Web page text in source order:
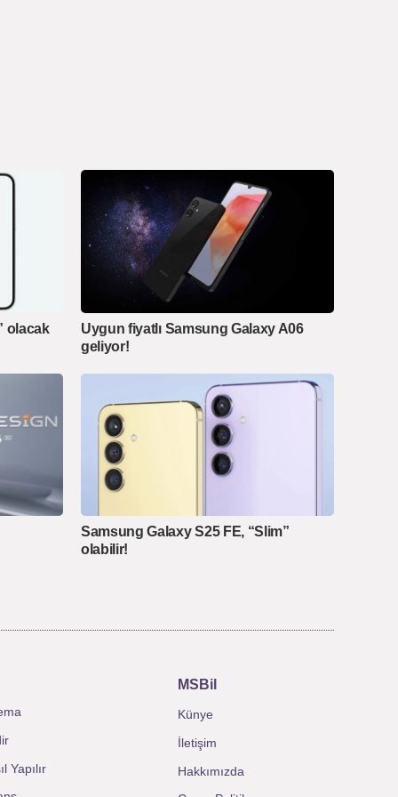
olacak
Uygun fiyatlı Samsung Galaxy A06
geliyor!
Samsung Galaxy S25 FE, “Slim”
olabilir!
Yapılır
MSBil
Künye
İletişim
Hakkımızda